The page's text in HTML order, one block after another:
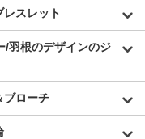
スレット
羽根のデザインのジ
ブローチ